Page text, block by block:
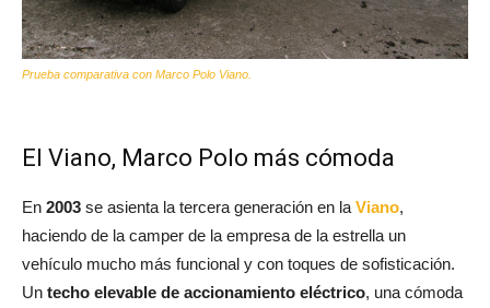
Prueba comparativa con Marco Polo Viano.
El Viano, Marco Polo más cómoda
En 2003 se asienta la tercera generación en la Viano,
haciendo de la camper de la empresa de la estrella un
vehículo mucho más funcional y con toques de sofisticación.
Un techo elevable de accionamiento eléctrico, una cómoda